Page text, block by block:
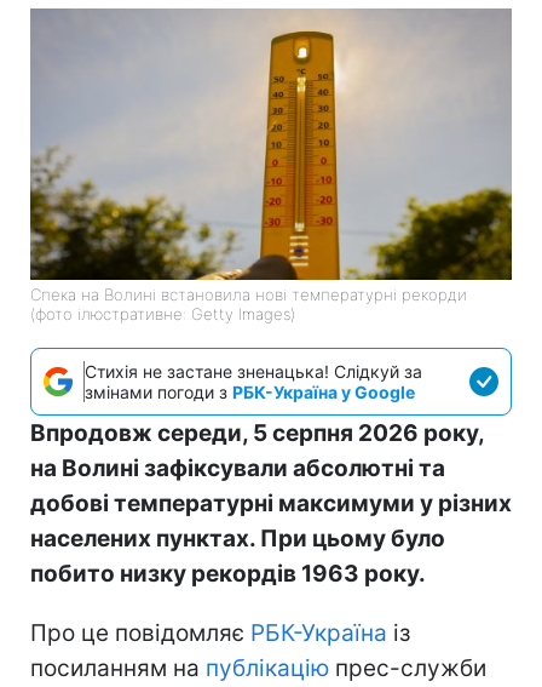
Спека на Волині встановила нові температурні рекорди
(фото ілюстративне: Getty Images)
Стихія не застане зненацька! Слідкуй за
змінами погоди з РБК-Україна у Google
Впродовж середи, 5 серпня 2026 року,
на Волині зафіксували абсолютні та
добові температурні максимуми у різних
населених пунктах. При цьому було
побито низку рекордів 1963 року.
Про це повідомляє РБК-Україна із
посиланням на публікацію прес-служби